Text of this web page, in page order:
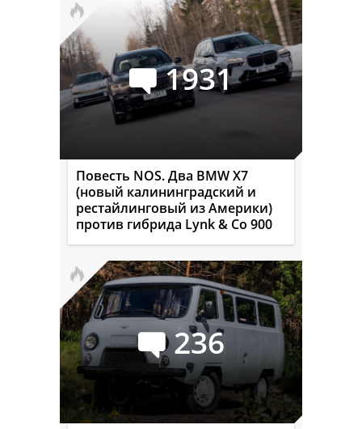
1931
Повесть NOS. Два BMW X7
(новый калининградский и
рестайлинговый из Америки)
против гибрида Lynk & Co 900
236